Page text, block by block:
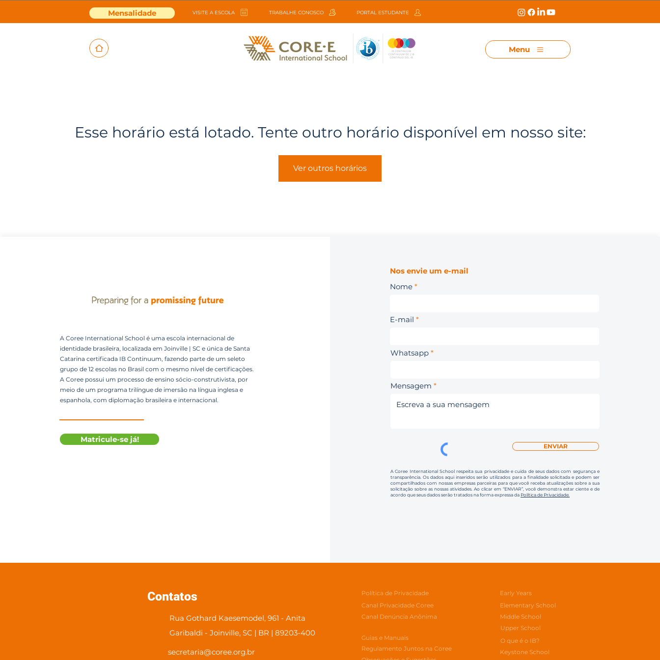
Mensalidade VISITE A ESCOLA TRABALHE CONOSCO PORTAL ESTUDANTE
Menu
Esse horário está lotado. Tente outro horário disponível em nosso site:
Ver outros horários
A Coree International School é uma escola internacional de
identidade brasileira, localizada em Joinville | SC e única de Santa
Catarina certificada IB Continuum, fazendo parte de um seleto
grupo de 12 escolas no Brasil com o mesmo nível de certificações.
A Coree possui um processo de ensino sócio-construtivista, por
meio de um programa trilíngue de imersão na língua inglesa e
espanhola, com diplomação brasileira e internacional.
Matricule-se já!
Nos envie um e-mail
Nome
E-mail
Whatsapp
Mensagem
ENVIAR
A Coree International School respeita sua privacidade e cuida de seus dados com segurança e
transparência. Os dados aqui inseridos serão utilizados para a finalidade solicitada e podem ser
compartilhados com nossas empresas parceiras para que você receba atualizações sobre a sua
solicitação sobre as nossas atividades. Ao clicar em “ENVIAR”, você demonstra estar ciente e de
acordo que seus dados serão tratados na forma expressa da Política de Privacidade.
Contatos
Rua Gothard Kaesemodel, 961 - Anita
Garibaldi - Joinville, SC | BR | 89203-400
secretaria@coree.org.br
Política de Privacidade
Canal Privacidade Coree
Canal Denúncia Anônima
Early Years
Elementary School
Middle School
Upper School
Guias e Manuais
Regulamento Juntos na Coree
O que é o IB?
Keystone School